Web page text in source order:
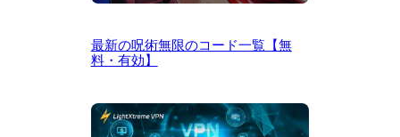
最新の呪術無限のコード一覧【無
料・有効】